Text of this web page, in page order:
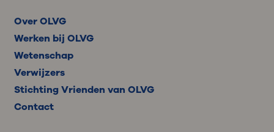
Over OLVG
Werken bij OLVG
Wetenschap
Verwijzers
Stichting Vrienden van OLVG
Contact